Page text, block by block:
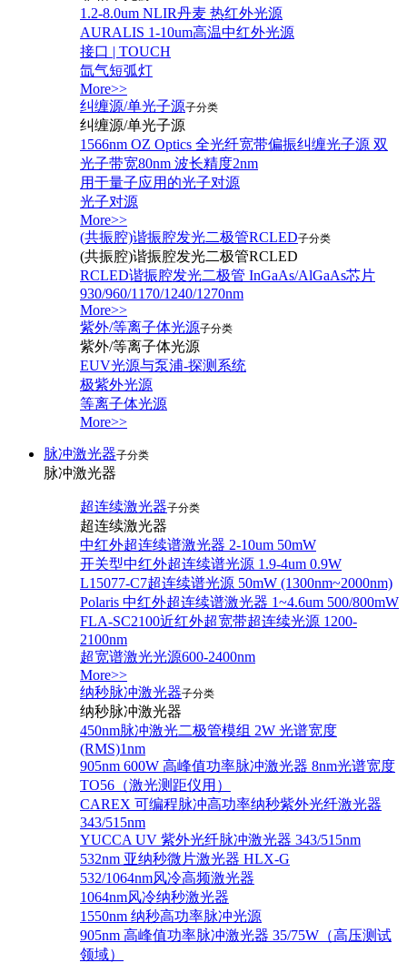
1.2-8.0um NLIR丹麦 热红外光源
AURALIS 1-10um高温中红外光源
接口 | TOUCH
氙气短弧灯
More>>
纠缠源/单光子源子分类
纠缠源/单光子源
1566nm OZ Optics 全光纤宽带偏振纠缠光子源 双
光子带宽80nm 波长精度2nm
用于量子应用的光子对源
光子对源
More>>
(共振腔)谐振腔发光二极管RCLED子分类
(共振腔)谐振腔发光二极管RCLED
RCLED谐振腔发光二极管 InGaAs/AlGaAs芯片
930/960/1170/1240/1270nm
More>>
紫外/等离子体光源子分类
紫外/等离子体光源
EUV光源与泵浦-探测系统
极紫外光源
等离子体光源
More>>
脉冲激光器子分类
脉冲激光器
超连续激光器子分类
超连续激光器
中红外超连续谱激光器 2-10um 50mW
开关型中红外超连续谱光源 1.9-4um 0.9W
L15077-C7超连续谱光源 50mW (1300nm~2000nm)
Polaris 中红外超连续谱激光器 1~4.6um 500/800mW
FLA-SC2100近红外超宽带超连续光源 1200-
2100nm
超宽谱激光光源600-2400nm
More>>
纳秒脉冲激光器子分类
纳秒脉冲激光器
450nm脉冲激光二极管模组 2W 光谱宽度
(RMS)1nm
905nm 600W 高峰值功率脉冲激光器 8nm光谱宽度
TO56（激光测距仪用）
CAREX 可编程脉冲高功率纳秒紫外光纤激光器
343/515nm
YUCCA UV 紫外光纤脉冲激光器 343/515nm
532nm 亚纳秒微片激光器 HLX-G
532/1064nm风冷高频激光器
1064nm风冷纳秒激光器
1550nm 纳秒高功率脉冲光源
905nm 高峰值功率脉冲激光器 35/75W（高压测试
领域）